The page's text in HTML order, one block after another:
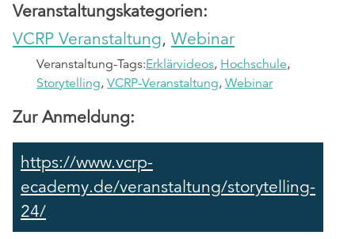
Veranstaltungskategorien:
VCRP Veranstaltung, Webinar
Veranstaltung-Tags:Erklärvideos, Hochschule,
Storytelling, VCRP-Veranstaltung, Webinar
Zur Anmeldung:
https://www.vcrp-
ecademy.de/veranstaltung/storytelling-
24/